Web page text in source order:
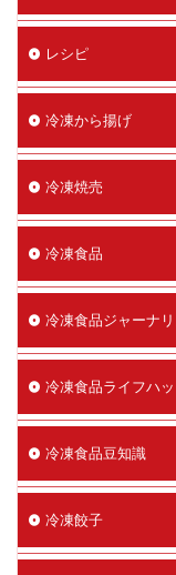
レシピ
冷凍から揚げ
冷凍焼売
冷凍食品
冷凍食品ジャーナ
冷凍食品ライフハッ
冷凍食品豆知識
冷凍餃子